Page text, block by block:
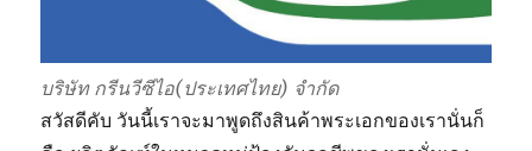
บริษัท กรีนวีซีไอ(ประเทศไทย) จำกัด
สวัสดีคับ วันนี้เราจะมาพูดถึงสินค้าพระเอกของเรานั่นก็